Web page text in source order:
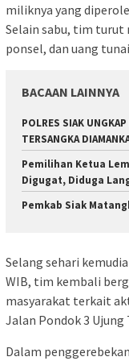
miliknya yang
Selain sabu, tim
ponsel, dan uang
BACAAN LAINNYA
POLRES SIAK
TERSANGKA
Pemilihan Ketua
Digugat, Diduga
Pemkab Siak
Selang sehari
WIB, tim kembali
masyarakat terkait
Jalan Pondok 3
Dalam